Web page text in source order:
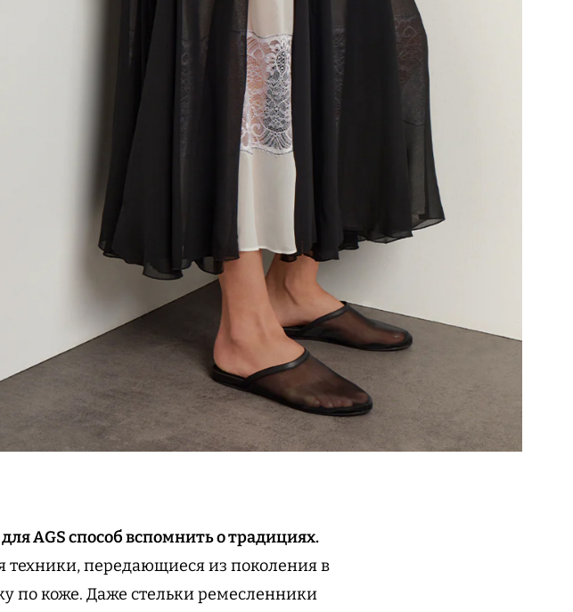
AGS способ вспомнить о традициях.
техники, передающиеся из поколения в
по коже. Даже стельки ремесленники